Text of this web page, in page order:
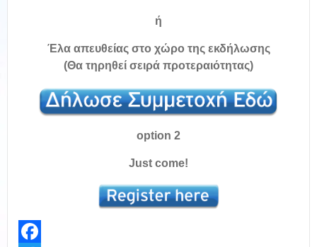
ή
Έλα απευθείας στο χώρο της εκδήλωσης
(Θα τηρηθεί σειρά προτεραιότητας)
option 2
Just come!